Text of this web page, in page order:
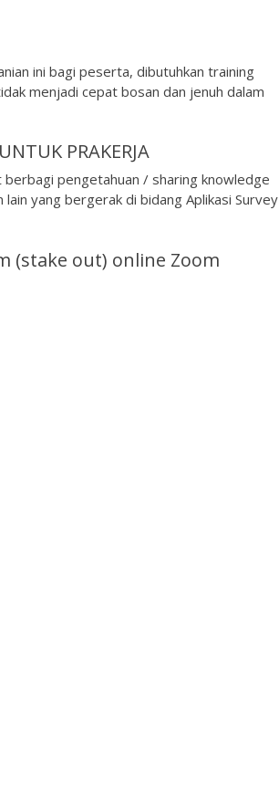
ini bagi peserta, dibutuhkan training
menjadi cepat bosan dan jenuh dalam
PRAKERJA
pengetahuan / sharing knowledge
yang bergerak di bidang Aplikasi Survey
(stake out) online Zoom